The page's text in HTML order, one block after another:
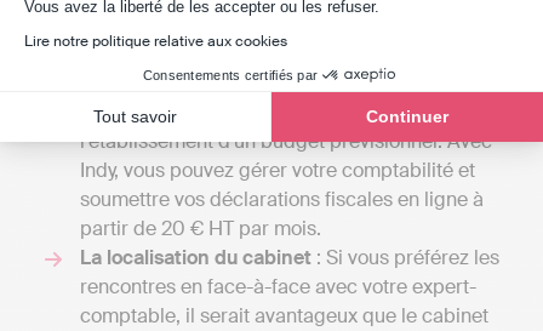
Vous avez la liberté de les accepter ou les refuser.
Lire notre politique relative aux cookies
Consentements certifiés par
Tout savoir Continuer
atteindre plusieurs milliers d'euros si votre
entreprise nécessite une comptabilité plus
complexe, incluant la gestion de la paie ou
l'établissement d'un budget prévisionnel. Avec
Indy, vous pouvez gérer votre comptabilité et
soumettre vos déclarations fiscales en ligne à
partir de 20 € HT par mois.
La localisation du cabinet : Si vous préférez les
rencontres en face-à-face avec votre expert-
comptable, il serait avantageux que le cabinet